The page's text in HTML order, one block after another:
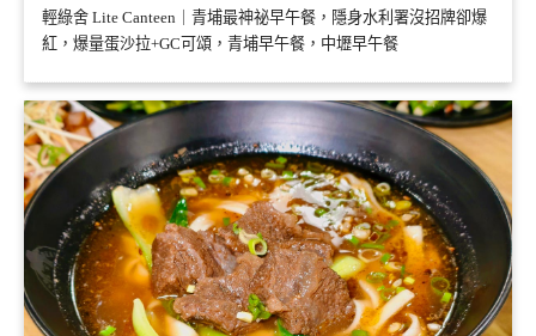
輕綠舍 Lite Canteen｜青埔最神祕早午餐，隱身水利署沒招牌卻爆
紅，爆量蛋沙拉+GC可頌，青埔早午餐，中壢早午餐